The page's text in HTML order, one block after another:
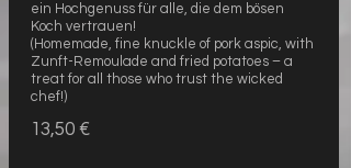
ein Hochgenuss für alle, die dem bösen
Koch vertrauen!
(Homemade, fine knuckle of pork aspic, with
Zunft-Remoulade and fried potatoes – a
treat for all those who trust the wicked
chef!)
13,50 €